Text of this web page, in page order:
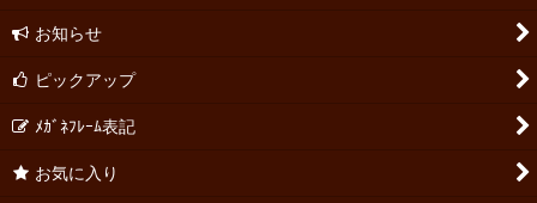
お知らせ
ピックアップ
ﾒｶﾞﾈﾌﾚｰﾑ表記
お気に入り